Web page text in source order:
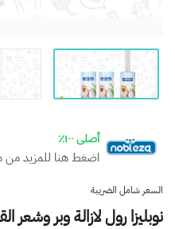
أصلى ١٠٠٪
اضغط هنا للمزيد من
السعر شامل الضريبة
نوبليزا رول لازالة وبر